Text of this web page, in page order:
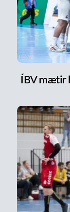
ÍBV mætir